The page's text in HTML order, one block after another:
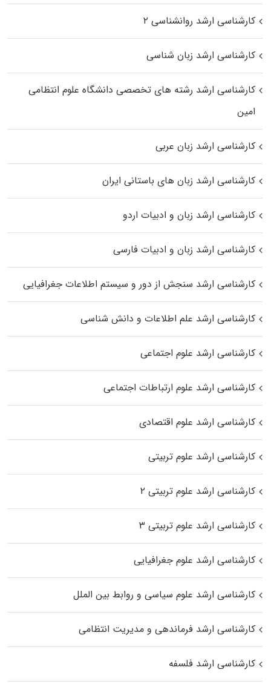
کارشناسی ارشد روانشناسی ۲
کارشناسی ارشد زبان شناسی
کارشناسی ارشد رﺷﺘﻪ ﻫﺎی تخصصی داﻧﺸﮕﺎه ﻋﻠﻮم انتظامی
اﻣﻴﻦ
کارشناسی ارشد زبان عربی
کارشناسی ارشد زبان‌ های باستانی ایران
کارشناسی ارشد زبان و ادبیات اردو
کارشناسی ارشد زبان و ادبیات فارسی
کارشناسی ارشد سنجش از دور و سیستم اطلاعات جغرافیایی
کارشناسی ارشد علم اطلاعات و دانش شناسی
کارشناسی ارشد علوم اجتماعی
کارشناسی ارشد علوم ارتباطات اجتماعی
کارشناسی ارشد علوم اقتصادی
کارشناسی ارشد علوم تربیتی
کارشناسی ارشد علوم تربیتی ۲
کارشناسی ارشد علوم تربیتی ۳
کارشناسی ارشد علوم جغرافیایی
کارشناسی ارشد علوم سیاسی و روابط بین الملل
کارشناسی ارشد فرماندهی و مدیریت انتظامی
کارشناسی ارشد فلسفه